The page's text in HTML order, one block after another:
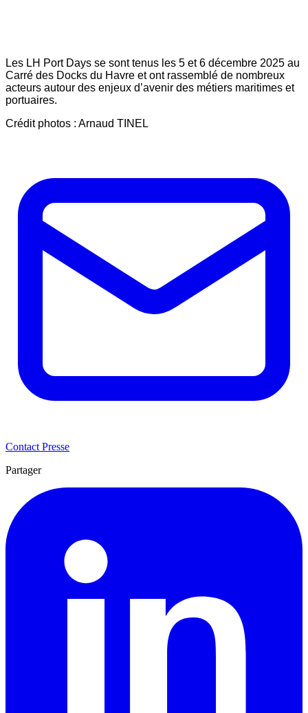
Les LH Port Days se sont tenus les 5 et 6 décembre 2025 au
Carré des Docks du Havre et ont rassemblé de nombreux
acteurs autour des enjeux d’avenir des métiers maritimes et
portuaires.
Crédit photos : Arnaud TINEL
Contact Presse
Partager